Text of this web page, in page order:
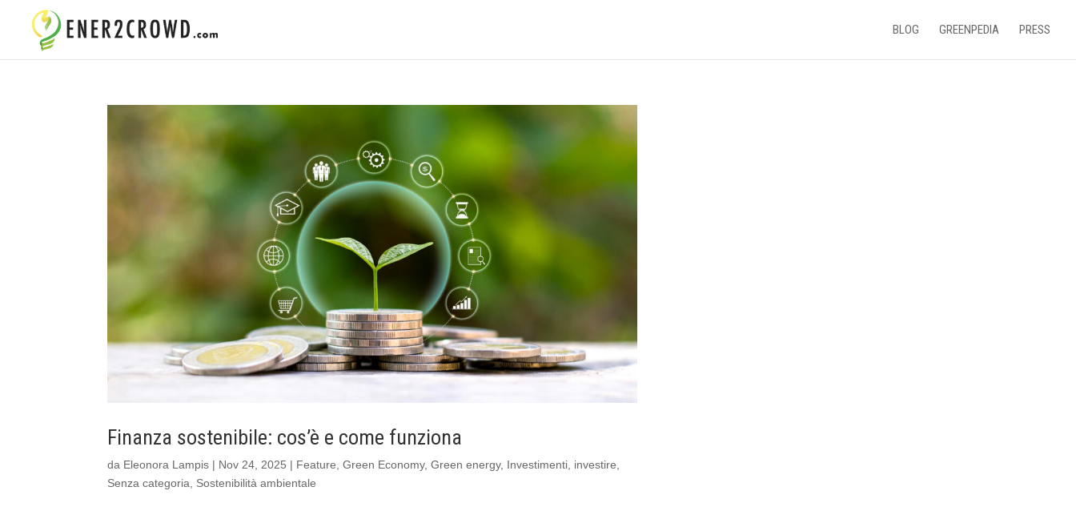
BLOG GREENPEDIA PRESS
Finanza sostenibile: cos’è e come funziona
da Eleonora Lampis | Nov 24, 2025 | Feature ,Green Economy,Green energy, Investimenti investire
Senza categoria
Sostenibilità ambientale